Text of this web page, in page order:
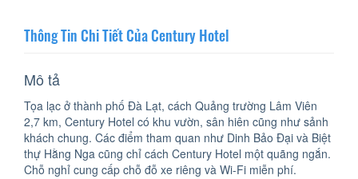
Thông Tin Chi Tiết Của Century Hotel
Mô tả
Tọa lạc ở thành phố Đà Lạt, cách Quảng trường Lâm Viên
2,7 km, Century Hotel có khu vườn, sân hiên cũng như sảnh
khách chung. Các điểm tham quan như Dinh Bảo Đại và Biệt
thự Hằng Nga cũng chỉ cách Century Hotel một quãng ngắn.
Chỗ nghỉ cung cấp chỗ đỗ xe riêng và Wi-Fi miễn phí.